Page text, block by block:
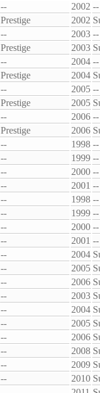
-- 2002 --
Prestige 2002
-- 2003 --
Prestige 2003
-- 2004 --
Prestige 2004
-- 2005 --
Prestige 2005
-- 2006 --
Prestige 2006
-- 1998 --
-- 1999 --
-- 2000 --
-- 2001 --
-- 1998 --
-- 1999 --
-- 2000 --
-- 2001 --
-- 2004
-- 2005
-- 2006
-- 2003
-- 2004
-- 2005
-- 2006
-- 2008
-- 2009
-- 2010